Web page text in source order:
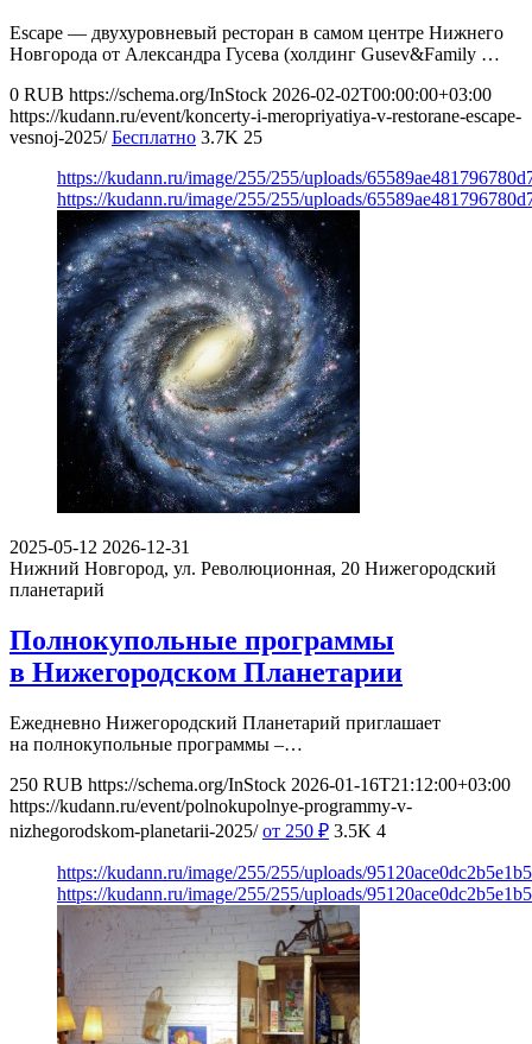
Escape — двухуровневый ресторан в самом центре Нижнего
Новгорода от Александра Гусева (холдинг Gusev&Family …
0 RUB https://schema.org/InStock 2026-02-02T00:00:00+03:00
https://kudann.ru/event/koncerty-i-meropriyatiya-v-restorane-escape-
vesnoj-2025/ Бесплатно 3.7K 25
https://kudann.ru/image/255/255/uploads/
https://kudann.ru/image/255/255/uploads/
2025-05-12 2026-12-31
Нижний Новгород, ул. Революционная, 20 Нижегородский
планетарий
Полнокупольные программы
в Нижегородском Планетарии
Ежедневно Нижегородский Планетарий приглашает
на полнокупольные программы –…
250 RUB https://schema.org/InStock 2026-01-16T21:12:00+03:00
https://kudann.ru/event/polnokupolnye-programmy-v-
nizhegorodskom-planetarii-2025/ от 250 ₽ 3.5K 4
https://kudann.ru/image/255/255/uploads/
https://kudann.ru/image/255/255/uploads/